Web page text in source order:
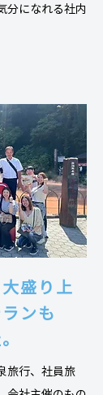
分になれる社内
盛り上
ンも
旅行、社員旅